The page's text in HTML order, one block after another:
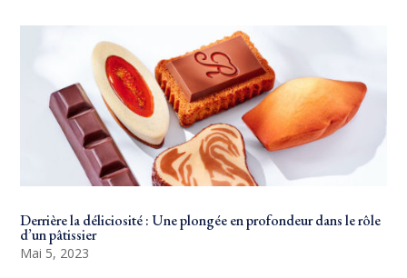
Derrière la déliciosité : Une plongée en profondeur dans le rôle
d’un pâtissier
Mai 5, 2023